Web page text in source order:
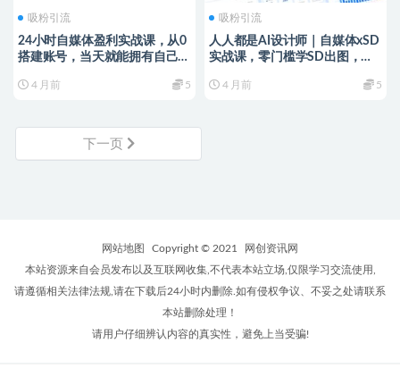
吸粉引流
24小时自媒体盈利实战课，从0
搭建账号，当天就能拥有自己的
4 月前 5
吸粉引流
人人都是AI设计师｜自媒体xSD
实战课，零门槛学SD出图，解
4 月前 5
下一页
网站地图 Copyright © 2021
网创资讯网
本站资源来自会员发布以及互联网收集,不代表本站立场,仅限学习交流使用,
请遵循相关法律法规,请在下载后24小时内删除.如有侵权争议、不妥之处请联系
本站删除处理！
请用户仔细辨认内容的真实性，避免上当受骗!